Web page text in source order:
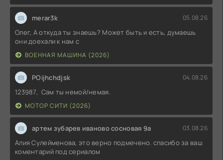
merar3k 05.08.26
Олег, А откуда ты знаешь? Может быть и есть, думаешь
они доехали к нам с
ВОЕННАЯ МАШИНА (2026)
POijhchdjsk 04.08.26
123987, Сам ты немой/немая.
МОТОР СИТИ (2026)
артем зубарев иваново сосновая 9а 03.08.26
Алия Сулейменова, это верно подмечено. спасибо за ваш
коментарий под сериалом